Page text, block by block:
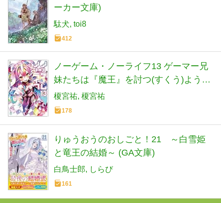
ーカー文庫)
駄犬 toi8
412
ノーゲーム・ノーライフ13 ゲーマー兄
妹たちは『魔王』を討つ(すくう)ようで
す (MF文庫J)
榎宮祐 榎宮祐
178
りゅうおうのおしごと！21 ～白雪姫
と竜王の結婚～ (GA文庫)
白鳥士郎 しらび
161